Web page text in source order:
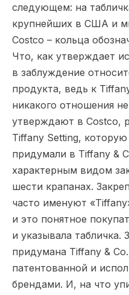
следующем: на
крупнейших в США и
Costco – кольца
Что, как утверждает
в заблуждение
продукта, ведь к
никакого отношения
утверждают в Costco,
Tiffany Setting,
придумали в Tiffany &
характерным видом
шести крапанах.
часто именуют
и это понятное
и указывала табличка.
придумана Tiffany &
патентованной и
брендами. И, на что